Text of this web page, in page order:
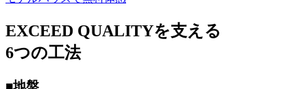
EXCEED QUALITYを支える
6つの工法
■地盤